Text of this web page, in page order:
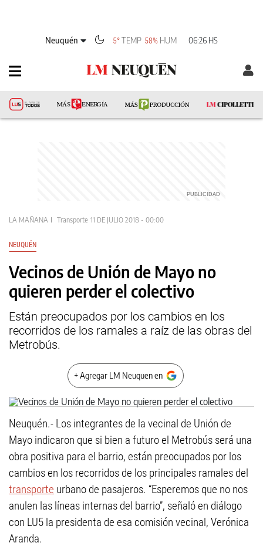
Neuquén 5°TEMP 58% HUM 06:26 HS
LA MAÑANA Transporte 11 DE JULIO 2018 - 00:00
NEUQUÉN
Vecinos de Unión de Mayo no
quieren perder el colectivo
Están preocupados por los cambios en los
recorridos de los ramales a raíz de las obras del
Metrobús.
+ Agregar LM Neuquen en
Neuquén.- Los integrantes de la vecinal de Unión de
Mayo indicaron que si bien a futuro el Metrobús será una
obra positiva para el barrio, están preocupados por los
cambios en los recorridos de los principales ramales del
transporte urbano de pasajeros. “Esperemos que no nos
anulen las líneas internas del barrio”, señaló en diálogo
con LU5 la presidenta de esa comisión vecinal, Verónica
Aranda.